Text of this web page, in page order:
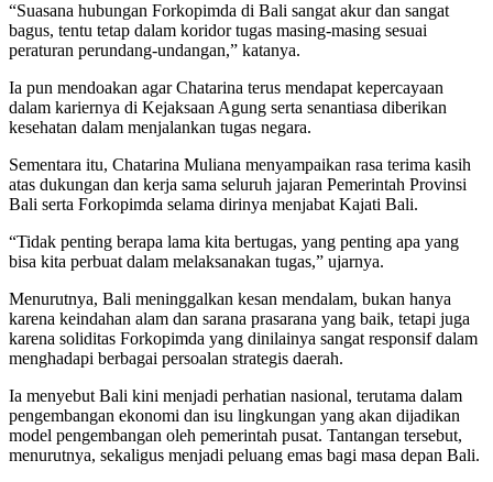
“Suasana hubungan Forkopimda di Bali sangat akur dan sangat
bagus, tentu tetap dalam koridor tugas masing-masing sesuai
peraturan perundang-undangan,” katanya.
Ia pun mendoakan agar Chatarina terus mendapat kepercayaan
dalam kariernya di Kejaksaan Agung serta senantiasa diberikan
kesehatan dalam menjalankan tugas negara.
Sementara itu, Chatarina Muliana menyampaikan rasa terima kasih
atas dukungan dan kerja sama seluruh jajaran Pemerintah Provinsi
Bali serta Forkopimda selama dirinya menjabat Kajati Bali.
“Tidak penting berapa lama kita bertugas, yang penting apa yang
bisa kita perbuat dalam melaksanakan tugas,” ujarnya.
Menurutnya, Bali meninggalkan kesan mendalam, bukan hanya
karena keindahan alam dan sarana prasarana yang baik, tetapi juga
karena soliditas Forkopimda yang dinilainya sangat responsif dalam
menghadapi berbagai persoalan strategis daerah.
Ia menyebut Bali kini menjadi perhatian nasional, terutama dalam
pengembangan ekonomi dan isu lingkungan yang akan dijadikan
model pengembangan oleh pemerintah pusat. Tantangan tersebut,
menurutnya, sekaligus menjadi peluang emas bagi masa depan Bali.